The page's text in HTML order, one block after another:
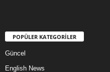
POPÜLER KATEGORİLER
Güncel
English News